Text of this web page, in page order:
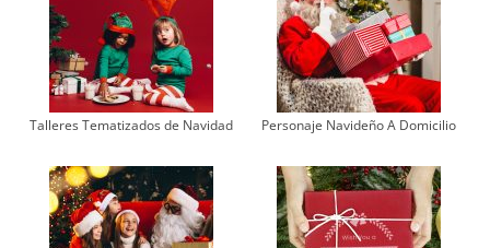
Talleres Tematizados de Navidad Personaje Navideño A Domicilio